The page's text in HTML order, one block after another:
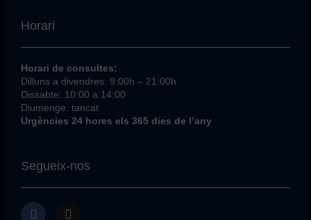
Horari
Horari de consultes:
Dilluns a divendres: 9:00h – 21:00h
Dissabte: 10:00 a 14:00
Diumenge: tancat
Urgències 24 hores els 365 dies de l’any
Segueix-nos